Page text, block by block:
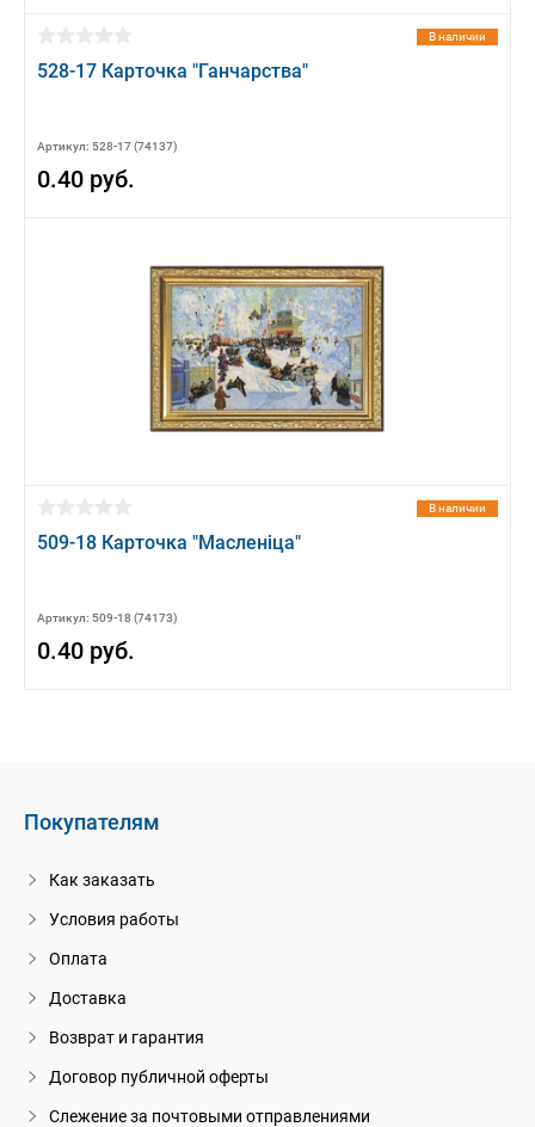
В наличии
528-17 Карточка "Ганчарства"
Артикул: 528-17 (74137)
0.40 руб.
В наличии
509-18 Карточка "Масленiца"
Артикул: 509-18 (74173)
0.40 руб.
Покупателям
Как заказать
Условия работы
Оплата
Доставка
Возврат и гарантия
Договор публичной оферты
Слежение за почтовыми отправлениями